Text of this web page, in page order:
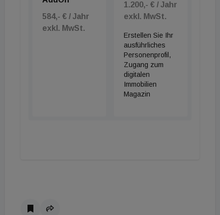
584,- € / Jahr
exkl. MwSt.
1.200,- € / Jahr
exkl. MwSt.
Erstellen Sie Ihr
ausführliches
Personenprofil,
Zugang zum
digitalen
Immobilien
Magazin